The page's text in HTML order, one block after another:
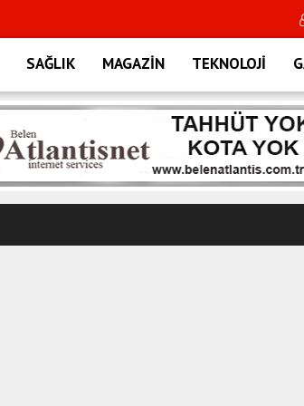
Gram altın 7 bin
SAĞLIK MAGAZİN TEKNOLOJİ